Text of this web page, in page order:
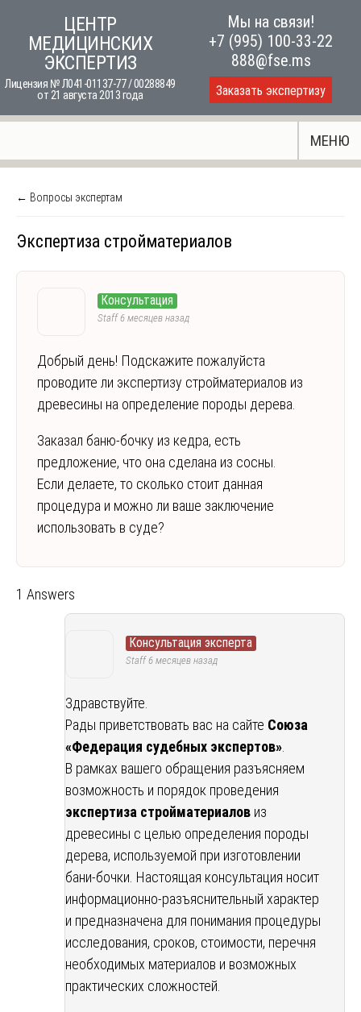
content
ЦЕНТР
МЕДИЦИНСКИХ
ЭКСПЕРТИЗ
Лицензия № Л041-01137-77 / 00288849
от 21 августа 2013 года
Мы на связи!
+7 (995) 100-33-22
888@fse.ms
Заказать экспертизу
МЕНЮ
← Вопросы экспертам
Экспертиза стройматериалов
Консультация
Staff6 месяцев назад
Добрый день! Подскажите пожалуйста
проводите ли экспертизу стройматериалов из
древесины на определение породы дерева.
Заказал баню-бочку из кедра, есть
предложение, что она сделана из сосны.
Если делаете, то сколько стоит данная
процедура и можно ли ваше заключение
использовать в суде?
1 Answers
Консультация эксперта
Staff6 месяцев назад
Здравствуйте.
Рады приветствовать вас на сайте Союза
«Федерация судебных экспертов»
В рамках вашего обращения разъясняем
возможность и порядок проведения
экспертиза стройматериалов из
древесины с целью определения породы
дерева, используемой при изготовлении
бани-бочки. Настоящая консультация носит
информационно-разъяснительный характер
и предназначена для понимания процедуры
исследования, сроков, стоимости, перечня
необходимых материалов и возможных
практических сложностей.